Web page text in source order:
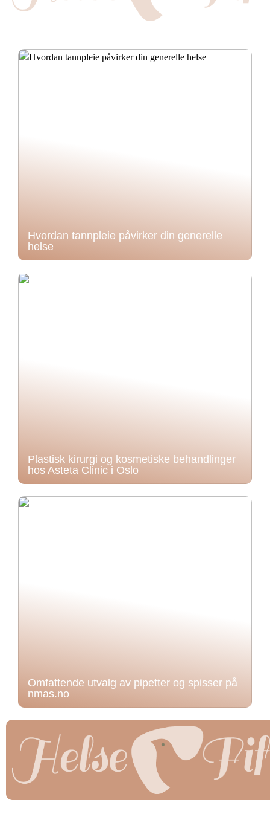
Hvordan tannpleie påvirker din generelle
helse
Plastisk kirurgi og kosmetiske behandlinger
hos Asteta Clinic i Oslo
Omfattende utvalg av pipetter og spisser på
nmas.no